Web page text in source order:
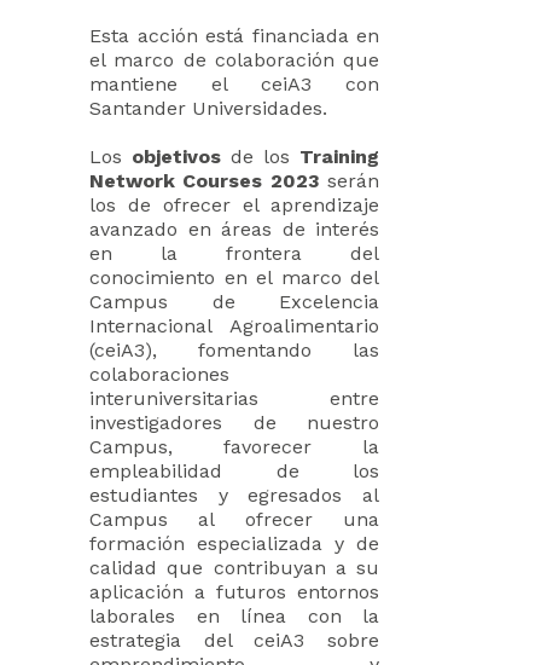
Esta acción está financiada en
el marco de colaboración que
mantiene el ceiA3 con
Santander Universidades.
Los objetivos de los Training
Network Courses 2023 serán
los de ofrecer el aprendizaje
avanzado en áreas de interés
en la frontera del
conocimiento en el marco del
Campus de Excelencia
Internacional Agroalimentario
(ceiA3), fomentando las
colaboraciones
interuniversitarias entre
investigadores de nuestro
Campus, favorecer la
empleabilidad de los
estudiantes y egresados al
Campus al ofrecer una
formación especializada y de
calidad que contribuyan a su
aplicación a futuros entornos
laborales en línea con la
estrategia del ceiA3 sobre